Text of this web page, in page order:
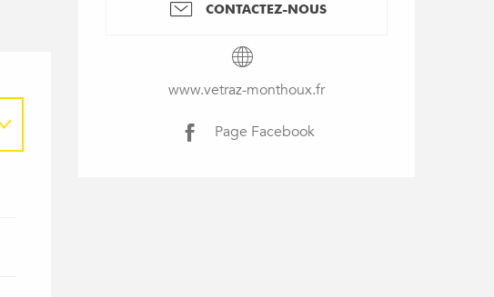
CONTACTEZ-NOUS
www.vetraz-monthoux.fr
Page Facebook